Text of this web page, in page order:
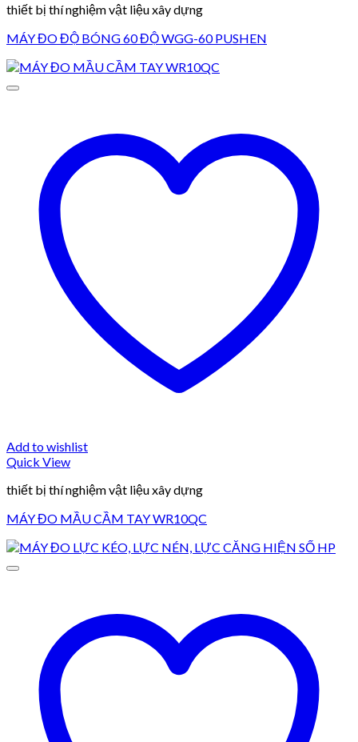
thiết bị thí nghiệm vật liệu xây dựng
MÁY ĐO ĐỘ BÓNG 60 ĐỘ WGG-60 PUSHEN
Add to wishlist
Quick View
thiết bị thí nghiệm vật liệu xây dựng
MÁY ĐO MẦU CẦM TAY WR10QC